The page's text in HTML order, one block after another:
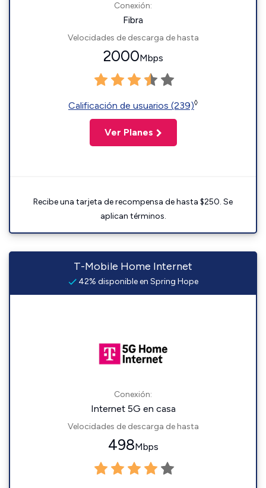
Conexión:
Fibra
Velocidades de descarga de hasta
2000Mbps
Calificación de usuarios (239)◊
Ver Planes
Recibe una tarjeta de recompensa de hasta $250. Se
aplican términos.
T-Mobile Home Internet
42% disponible en Spring Hope
Conexión:
Internet 5G en casa
Velocidades de descarga de hasta
498Mbps